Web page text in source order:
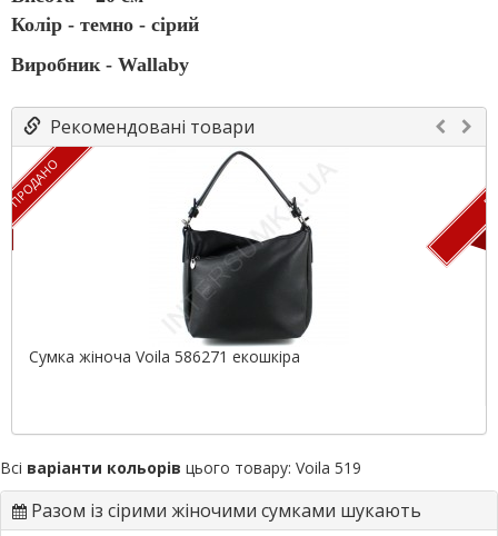
Колір - темно - сірий
Виробник - Wallaby
Рекомендовані товари
ПРОДАНО
Сумка жіноча Voila 586271 екошкіра
Всі варіанти кольорів цього товару: Voila 519
Разом із сірими жіночими сумками шукають